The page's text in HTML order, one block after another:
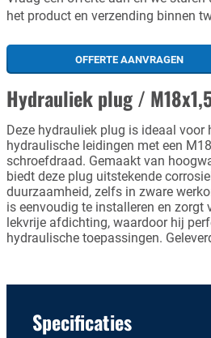
het product en verzending binnen
OFFERTE AANVRAGEN
Hydrauliek plug /
Deze hydrauliek plug is ideaal voor
hydraulische leidingen met een
schroefdraad. Gemaakt van
biedt deze plug uitstekende
duurzaamheid, zelfs in zware
is eenvoudig te installeren en zorgt
lekvrije afdichting, waardoor hij
hydraulische toepassingen.
Specificaties